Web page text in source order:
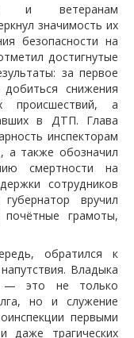
и ветеранам
значимость их
безопасности на
достигнутые
за первое
снижения
происшествий, а
в ДТП. Глава
инспекторам
а также обозначил
смертности на
сотрудников
вручил
грамоты,
обратился к
Владыка
это не только
но и служение
первыми
трагических